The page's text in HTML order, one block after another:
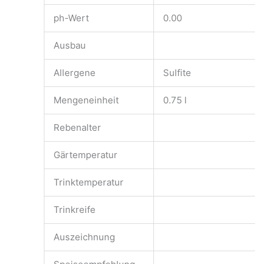
ph-Wert 0.00
Ausbau
Allergene Sulfite
Mengeneinheit 0.75 l
Rebenalter
Gärtemperatur
Trinktemperatur
Trinkreife
Auszeichnung